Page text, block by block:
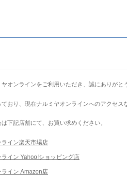
オンラインをご利用いただき、誠にありがと
おり、現在ナルミヤオンラインへのアクセス
下記店舗にて、お買い求めください。
イン楽天市場店
イン Yahoo!ショッピング店
イン Amazon店